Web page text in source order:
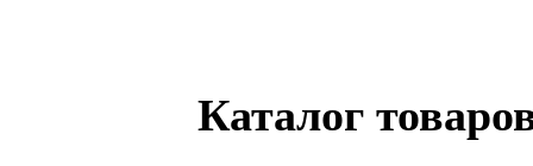
Каталог